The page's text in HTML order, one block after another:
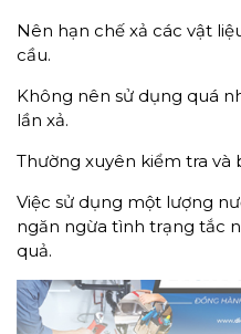
Nên hạn chế xả các vật
cầu.
Không nên sử dụng quá
lần xả.
Thường xuyên kiểm tra và
Việc sử dụng một lượng
ngăn ngừa tình trạng tắc
quả.